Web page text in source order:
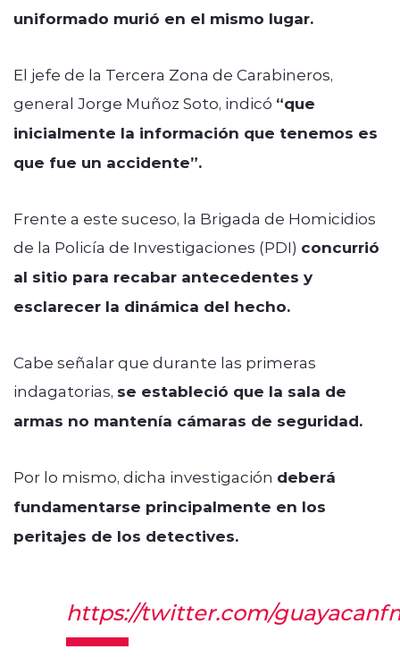
uniformado murió en el mismo lugar.
El jefe de la Tercera Zona de Carabineros,
general Jorge Muñoz Soto, indicó “que
inicialmente la información que tenemos es
que fue un accidente”.
Frente a este suceso, la Brigada de Homicidios
de la Policía de Investigaciones (PDI) concurrió
al sitio para recabar antecedentes y
esclarecer la dinámica del hecho.
Cabe señalar que durante las primeras
indagatorias, se estableció que la sala de
armas no mantenía cámaras de seguridad.
Por lo mismo, dicha investigación deberá
fundamentarse principalmente en los
peritajes de los detectives.
https://twitter.com/